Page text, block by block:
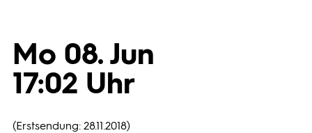
Programmwochen
Mo 08. Jun
17:02 Uhr
(Erstsendung: 28.11.2018)